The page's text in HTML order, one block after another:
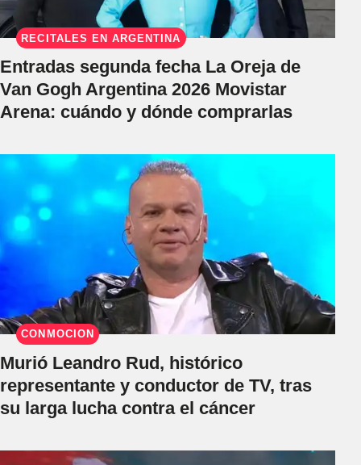
RECITALES EN ARGENTINA
Entradas segunda fecha La Oreja de
Van Gogh Argentina 2026 Movistar
Arena: cuándo y dónde comprarlas
CONMOCIÓN
Murió Leandro Rud, histórico
representante y conductor de TV, tras
su larga lucha contra el cáncer